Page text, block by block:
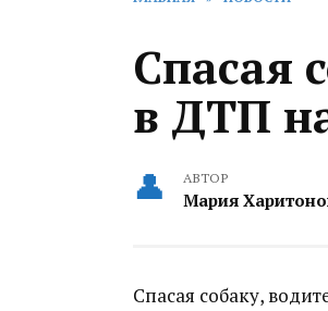
Спасая
в ДТП
АВТОР
Мария
Спасая собаку,